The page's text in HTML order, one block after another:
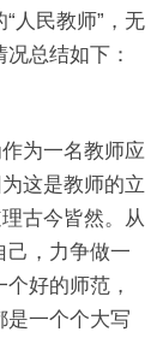
人民教师”，无
总结如下：
为一名教师应
这是教师的立
古今皆然。从
己，力争做一
好的师范，
是一个个大写